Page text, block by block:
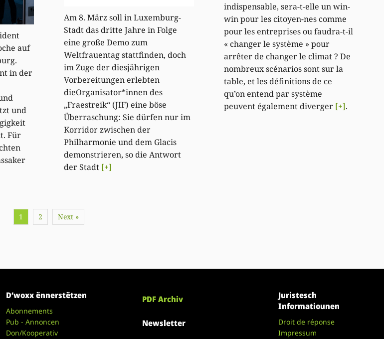
auf
in der
und
Für
Am 8. März soll in Luxemburg-
Stadt das dritte Jahre in Folge
eine große Demo zum
Weltfrauentag stattfinden, doch
im Zuge der diesjährigen
Vorbereitungen erlebten
dieOrganisator*innen des
„Fraestreik“ (JIF) eine böse
Überraschung: Sie dürfen nur im
Korridor zwischen der
Philharmonie und dem Glacis
demonstrieren, so die Antwort
der Stadt [+]
indispensable, sera-t-elle un win-
win pour les citoyen-nes comme
pour les entreprises ou faudra-t-il
« changer le système » pour
arrêter de changer le climat ? De
nombreux scénarios sont sur la
table, et les définitions de ce
qu’on entend par système
peuvent également diverger [+].
1 2 Next »
D’woxx ënnerstëtzen
Abonnements
Pub - Annoncen
Don/Kooperativ
PDF Archiv
Newsletter
Juristesch
Informatiounen
Droit de réponse
Impressum